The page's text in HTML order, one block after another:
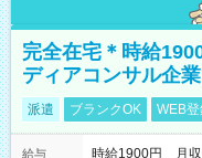
完全在宅＊時給
ディアコンサル企
派遣 ブランクOK WEB
給与
時給1900円 月収